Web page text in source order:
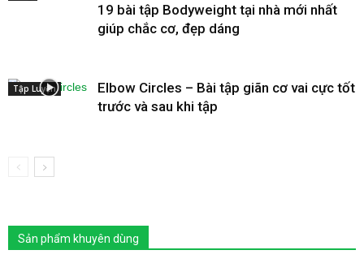
19 bài tập Bodyweight tại nhà mới nhất
giúp chắc cơ, đẹp dáng
Tập Luyện
Elbow Circles – Bài tập giãn cơ vai cực tốt
trước và sau khi tập
Sản phẩm khuyên dùng